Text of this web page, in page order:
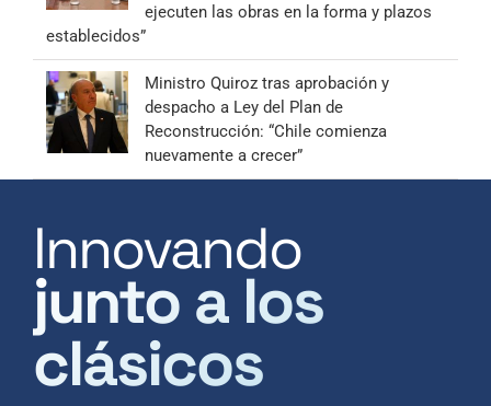
ejecuten las obras en la forma y plazos
establecidos”
Ministro Quiroz tras aprobación y
despacho a Ley del Plan de
Reconstrucción: “Chile comienza
nuevamente a crecer”
Innovando
junto a los
clásicos